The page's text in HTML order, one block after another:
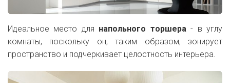
Идеальное место для напольного торшера- в углу
комнаты, поскольку он, таким образом, зонирует
пространство и подчеркивает целостность интерьера.